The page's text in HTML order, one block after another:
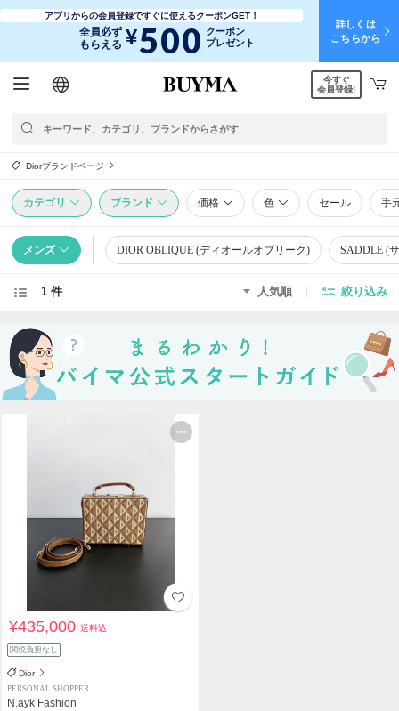
アプリからの会員登録ですぐに使えるクーポンGET！
全員必ず
もらえる ¥500 クーポン
プレゼント
詳しくは
こちらから
日本語
English
简体中文
繁體中文
今すぐ
会員登録!
Diorブランドページ
カテゴリ ブランド 価格 色 セール 手
メンズ DIOR OBLIQUE (ディオールオブリーク) SADDLE (
1 件 人気順 絞り込み
¥435,000送料込
関税負担なし
Dior
PERSONAL SHOPPER
N.ayk Fashion